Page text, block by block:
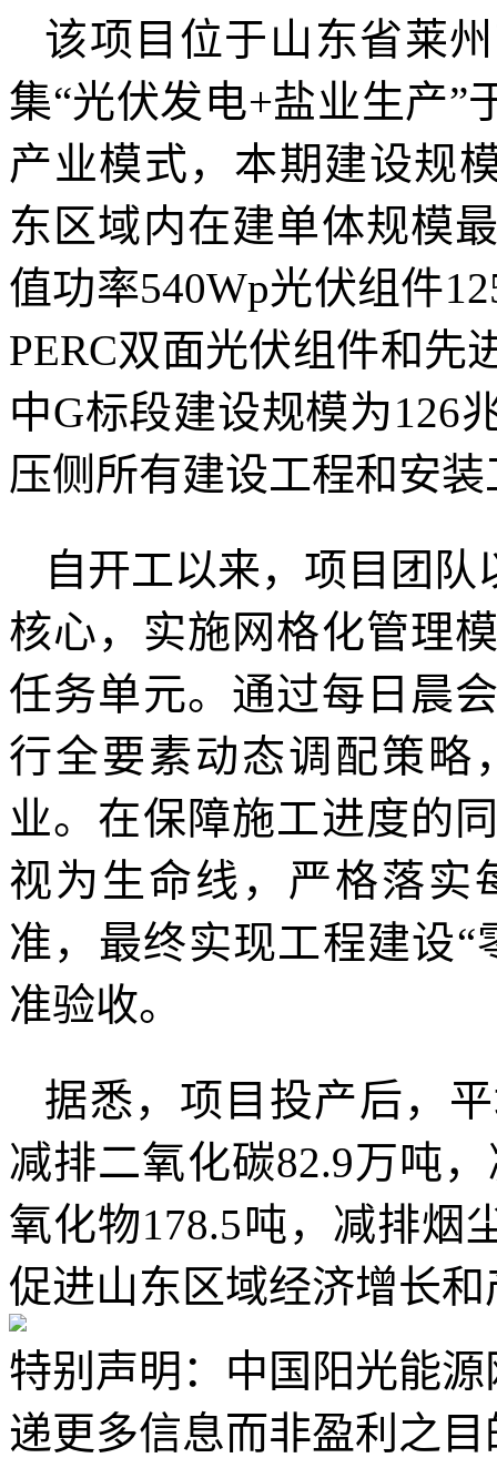
该项目位于山东省莱
集“光伏发电+盐业生产”
产业模式，本期建设规
东区域内在建单体规模
值功率540Wp光伏组件
PERC双面光伏组件和先
中G标段建设规模为126
压侧所有建设工程和安
自开工以来，项目团队
核心，实施网格化管理
任务单元。通过每日晨
行全要素动态调配策略
业。在保障施工进度的
视为生命线，严格落实
准，最终实现工程建设
准验收。
据悉，项目投产后，
减排二氧化碳82.9万吨
氧化物178.5吨，减排烟
促进山东区域经济增长
特别声明：中国阳光能
递更多信息而非盈利之